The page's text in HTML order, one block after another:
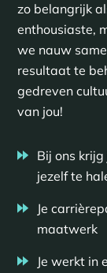
zo belangrijk
enthousiaste,
we nauw
resultaat te
gedreven
van jou!
Bij ons
jezelf te
Je
maatwerk
Je werkt in